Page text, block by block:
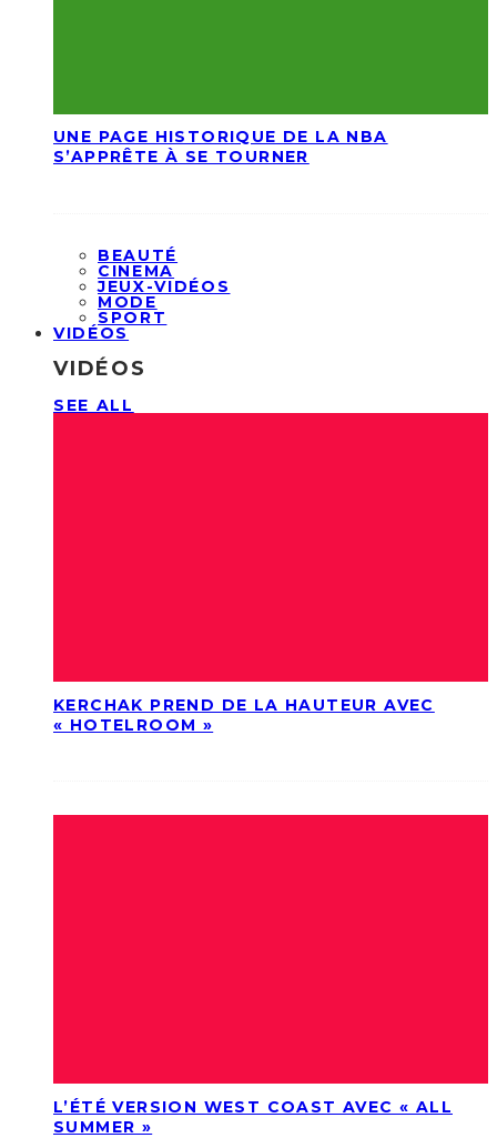
UNE PAGE HISTORIQUE DE LA NBA
S’APPRÊTE À SE TOURNER
BEAUTÉ
CINEMA
JEUX-VIDÉOS
MODE
SPORT
VIDÉOS
VIDÉOS
SEE ALL
KERCHAK PREND DE LA HAUTEUR AVEC
« HOTELROOM »
L’ÉTÉ VERSION WEST COAST AVEC « ALL
SUMMER »